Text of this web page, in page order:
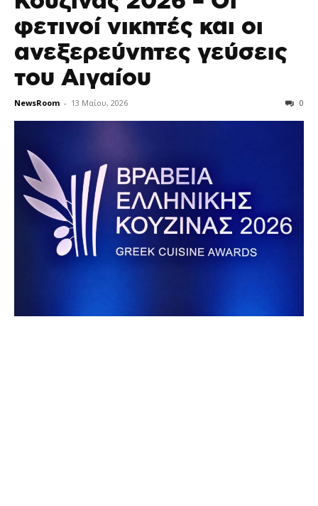
φετινοί νικητές και οι
ανεξερεύνητες γεύσεις
του Αιγαίου
NewsRoom - 13 Μαΐου, 2026 0